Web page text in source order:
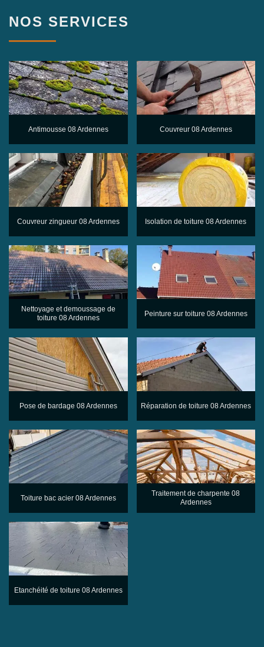
NOS SERVICES
Antimousse 08 Ardennes Couvreur 08 Ardennes
Couvreur zingueur 08 Ardennes Isolation de toiture 08 Ardennes
Nettoyage et demoussage de
toiture 08 Ardennes
Peinture sur toiture 08 Ardennes
Pose de bardage 08 Ardennes Réparation de toiture 08 Ardennes
Toiture bac acier 08 Ardennes
Traitement de charpente 08
Ardennes
Etanchéité de toiture 08 Ardennes